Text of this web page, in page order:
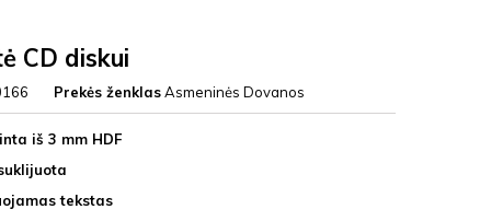
CD diskui
Prekės ženklasAsmeninės Dovanos
iš 3 mm HDF
tekstas